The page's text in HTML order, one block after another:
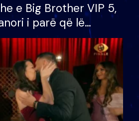
e Big Brother VIP 5,
i parë që lë
mundësinë për
e madh